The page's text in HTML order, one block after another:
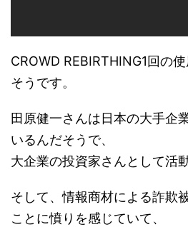
CROWD REBIRTHING1回の
そうです。
田原健一さんは日本の大手企
いるんだそうで、
大企業の投資家さんとして活
そして、情報商材による詐欺
ことに憤りを感じていて、